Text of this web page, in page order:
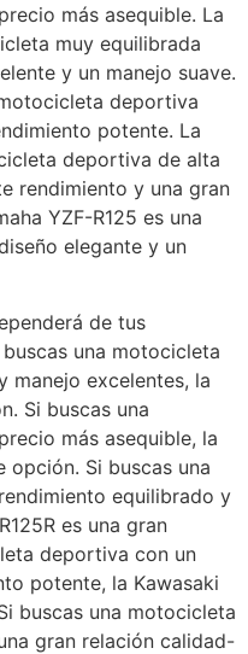
más asequible. La
muy equilibrada
y un manejo suave.
deportiva
potente. La
deportiva de alta
rendimiento y una gran
YZF-R125 es una
elegante y un
de tus
una motocicleta
manejo excelentes, la
Si buscas una
más asequible, la
opción. Si buscas una
equilibrado y
es una gran
deportiva con un
potente, la Kawasaki
buscas una motocicleta
gran relación calidad-